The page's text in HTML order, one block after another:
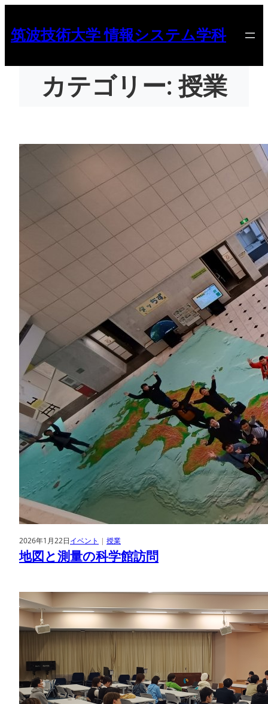
を筑波技術大学 情報システム学科
カテゴリー:授業
2026年1月22日イベント | 授業
地図と測量の科学館訪問